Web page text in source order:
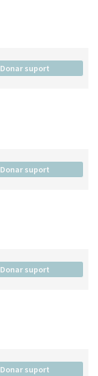
Donar suport
Donar suport
Donar suport
Donar suport